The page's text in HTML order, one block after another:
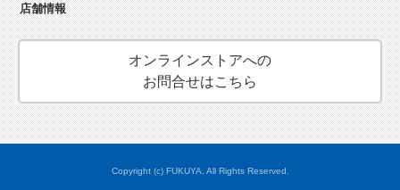
店舗情報
オンラインストアへの
お問合せはこちら
Copyright (c) FUKUYA. All Rights Reserved.